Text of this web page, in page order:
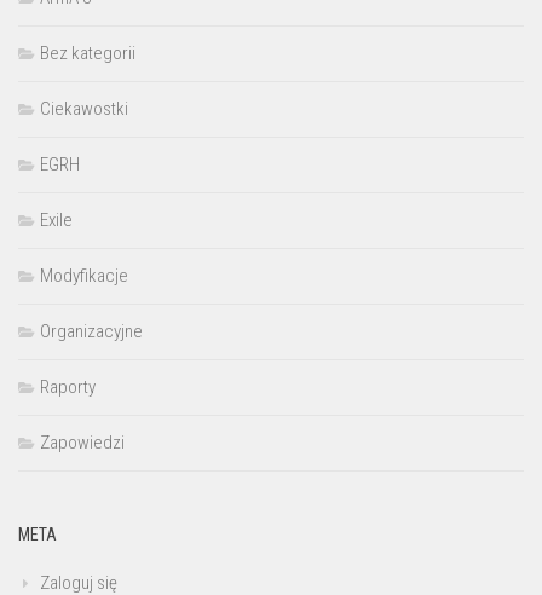
Bez kategorii
Ciekawostki
EGRH
Exile
Modyfikacje
Organizacyjne
Raporty
Zapowiedzi
META
Zaloguj się